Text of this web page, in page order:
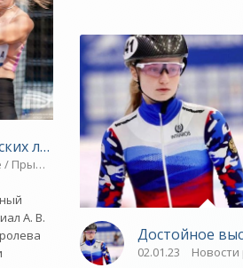
/ Прыжки в воду
легкоатлетов - «Ярославский
/ Прыжки в воду / ВЕЛОСПОРТ / ЛЕГКАЯ
А. В.
Достойное
02.01.23